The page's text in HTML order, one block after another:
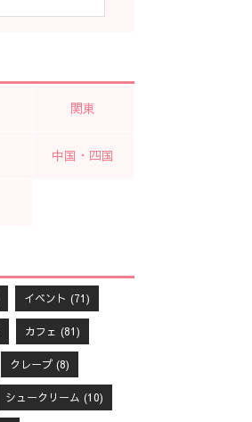
関東
中国・四国
イベント (71)
カフェ (81)
クレープ(8)
シュークリーム (10)